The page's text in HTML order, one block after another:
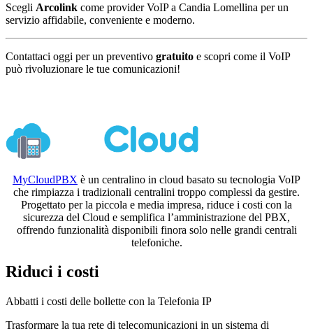
Scegli Arcolink come provider VoIP a Candia Lomellina per un
servizio affidabile, conveniente e moderno.
Contattaci oggi per un preventivo gratuito e scopri come il VoIP
può rivoluzionare le tue comunicazioni!
MyCloudPBX è un centralino in cloud basato su tecnologia VoIP
che rimpiazza i tradizionali centralini troppo complessi da gestire.
Progettato per la piccola e media impresa, riduce i costi con la
sicurezza del Cloud e semplifica l’amministrazione del PBX,
offrendo funzionalità disponibili finora solo nelle grandi centrali
telefoniche.
Riduci i costi
Abbatti i costi delle bollette con la Telefonia IP
Trasformare la tua rete di telecomunicazioni in un sistema di